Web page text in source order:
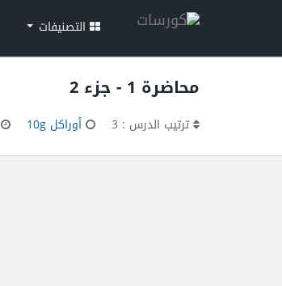
التصنيفات
محاضرة 1 - جزء 2
ترتيب الدرس : 3 أوراكل 10g